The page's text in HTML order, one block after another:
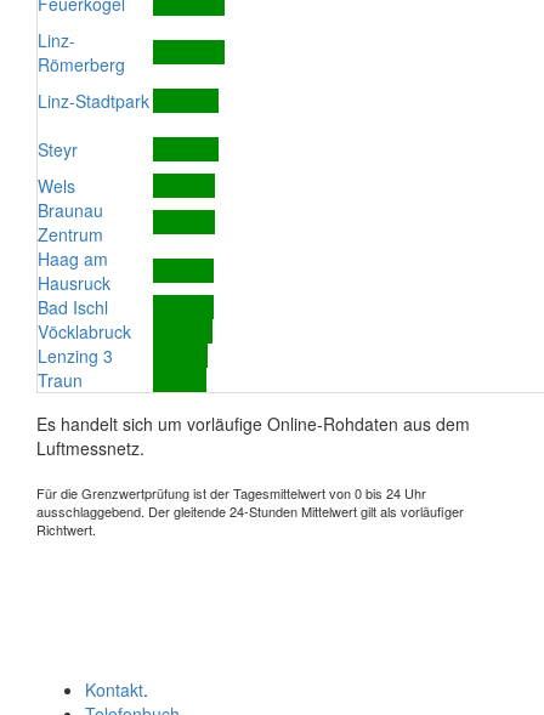
Linz-
Römerberg
Linz-Stadtpark
Steyr
Wels
Braunau
Zentrum
Haag am
Hausruck
Bad Ischl
Vöcklabruck
Lenzing 3
Traun
Es handelt sich um vorläufige Online-Rohdaten aus dem
Luftmessnetz.
Für die Grenzwertprüfung ist der Tagesmittelwert von 0 bis 24 Uhr
ausschlaggebend. Der gleitende 24-Stunden Mittelwert gilt als vorläufiger
Richtwert.
Kontakt.